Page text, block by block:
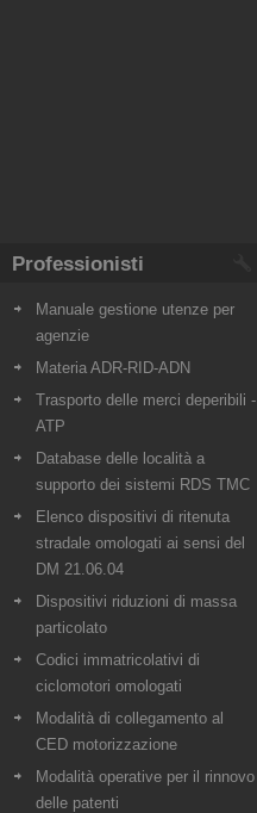
Professionisti
Manuale gestione utenze per
agenzie
Materia ADR-RID-ADN
Trasporto delle merci deperibili -
ATP
Database delle località a
supporto dei sistemi RDS TMC
Elenco dispositivi di ritenuta
stradale omologati ai sensi del
DM 21.06.04
Dispositivi riduzioni di massa
particolato
Codici immatricolativi di
ciclomotori omologati
Modalità di collegamento al
CED motorizzazione
Modalità operative per il rinnovo
delle patenti